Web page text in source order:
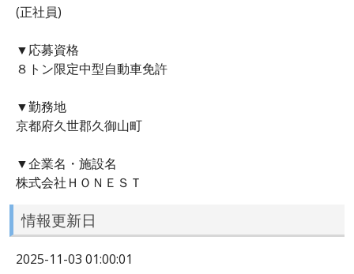
(正社員)
▼応募資格
８トン限定中型自動車免許
▼勤務地
京都府久世郡久御山町
▼企業名・施設名
株式会社ＨＯＮＥＳＴ
情報更新日
2025-11-03 01:00:01